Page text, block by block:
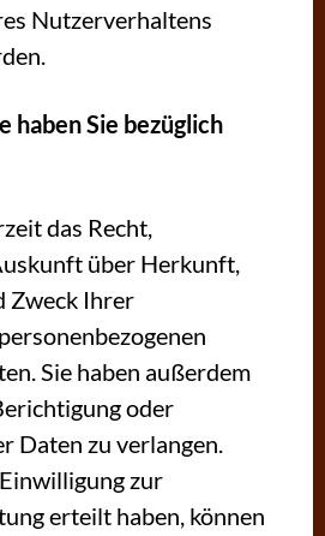
Nutzerverhaltens
haben Sie bezüglich
das Recht,
über Herkunft,
Zweck Ihrer
Sie haben außerdem
oder
Daten zu verlangen.
zur
erteilt haben, können